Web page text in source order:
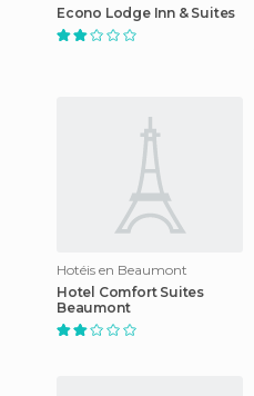
Econo Lodge Inn & Suites
Hotéis en Beaumont
Hotel Comfort Suites
Beaumont